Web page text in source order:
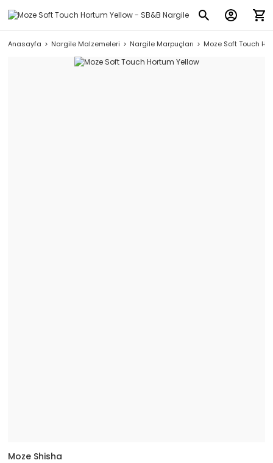
Anasayfa Nargile Malzemeleri Nargile Marpuçları Moze Soft Touch
Moze Shisha